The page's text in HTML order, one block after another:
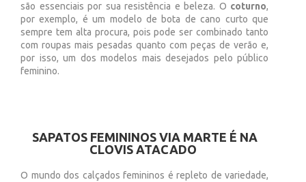
são essenciais por sua resistência e beleza. O coturno,
por exemplo, é um modelo de bota de cano curto que
sempre tem alta procura, pois pode ser combinado tanto
com roupas mais pesadas quanto com peças de verão e,
por isso, um dos modelos mais desejados pelo público
feminino.
SAPATOS FEMININOS VIA MARTE É NA
CLOVIS ATACADO
O mundo dos calçados femininos é repleto de variedade,